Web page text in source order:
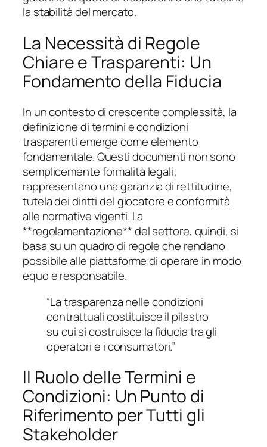
la stabilità del mercato.
La Necessità di Regole
Chiare e Trasparenti: Un
Fondamento della Fiducia
In un contesto di crescente complessità, la
definizione di termini e condizioni
trasparenti emerge come elemento
fondamentale. Questi documenti non sono
semplicemente formalità legali;
rappresentano una garanzia di rettitudine,
tutela dei diritti del giocatore e conformità
alle normative vigenti. La
**regolamentazione** del settore, quindi, si
basa su un quadro di regole che rendano
possibile alle piattaforme di operare in modo
equo e responsabile.
“La trasparenza nelle condizioni
contrattuali costituisce il pilastro
su cui si costruisce la fiducia tra gli
operatori e i consumatori.”
Il Ruolo delle Termini e
Condizioni: Un Punto di
Riferimento per Tutti gli
Stakeholder